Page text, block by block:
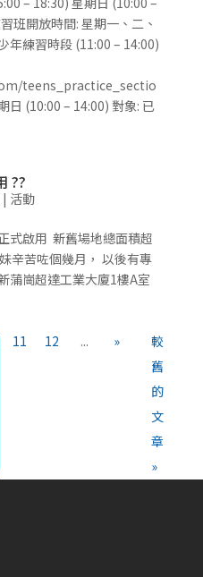
班開放時間: 星期一、二、
年練習時段 (11:00 – 14:00)
teens_practice_sectio
日 (10:00 – 14:00) 對象: 已
??
| 活動
式啟用 新舊場地總面積超
辛苦咗個幾月， 以後有專
蒲崗超達工業大廈1樓A室
11 12 ... »
較
舊
的
文
章
»